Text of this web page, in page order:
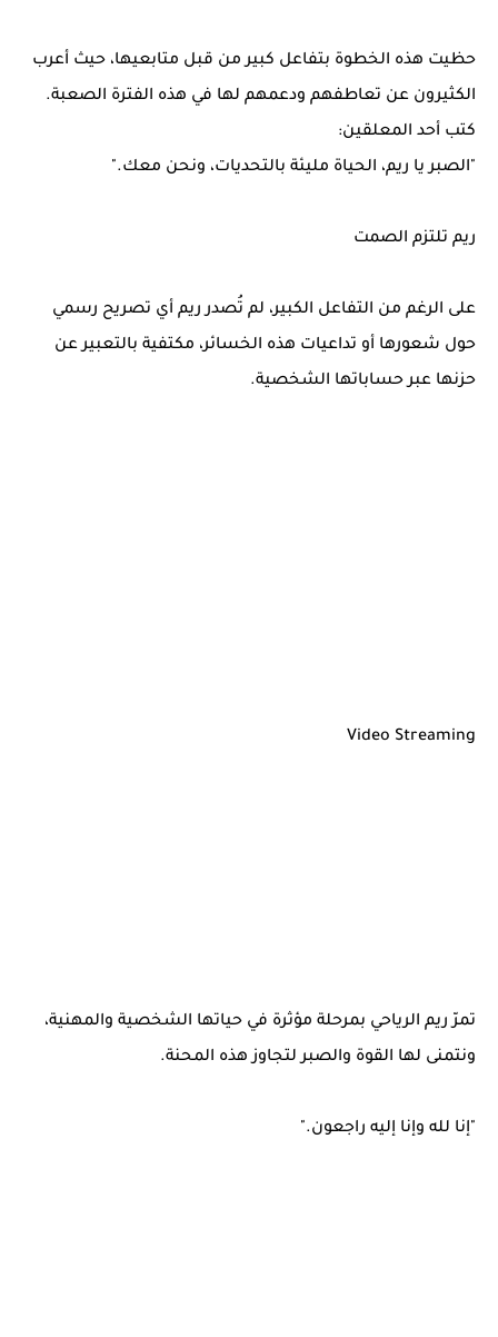
حظيت هذه الخطوة بتفاعل كبير من قبل متابعيها، حيث أعرب
الكثيرون عن تعاطفهم ودعمهم لها في هذه الفترة الصعبة.
كتب أحد المعلقين:
"الصبر يا ريم، الحياة مليئة بالتحديات، ونحن معك."
ريم تلتزم الصمت
على الرغم من التفاعل الكبير، لم تُصدر ريم أي تصريح رسمي
حول شعورها أو تداعيات هذه الخسائر، مكتفية بالتعبير عن
حزنها عبر حساباتها الشخصية.
Video Streaming
تمرّ ريم الرياحي بمرحلة مؤثرة في حياتها الشخصية والمهنية،
ونتمنى لها القوة والصبر لتجاوز هذه المحنة.
"إنا لله وإنا إليه راجعون."